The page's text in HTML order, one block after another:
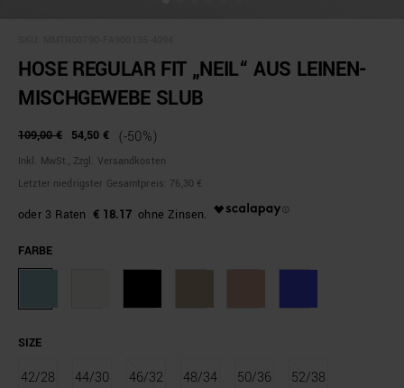
HOSE REGULAR FIT „NEIL“ AUS LEINEN-
MISCHGEWEBE SLUB
109,00 € 54,50 € (-50%)
Inkl. MwSt., Zzgl. Versandkosten
Letzter niedrigster Gesamtpreis: 76,30 €
€ 18.17
FARBE
SIZE
42/28 44/30 46/32 48/34 50/36 52/38